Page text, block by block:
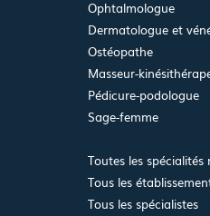
Ophtalmologue
Dermatologue et
Ostéopathe
Masseur-
Pédicure-podologue
Sage-femme
Toutes les spécialités
Tous les
Tous les spécialistes